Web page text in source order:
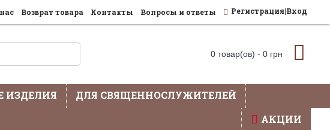
Возврат товара Контакты Вопросы и ответы Регистрация|Вход
0 товар(ов) - 0 грн
ИЗДЕЛИЯ
ДЛЯ СВЯЩЕННОСЛУЖИТЕЛЕЙ
АКЦИИ
представлена не вся продукция - уточняйте по телефону